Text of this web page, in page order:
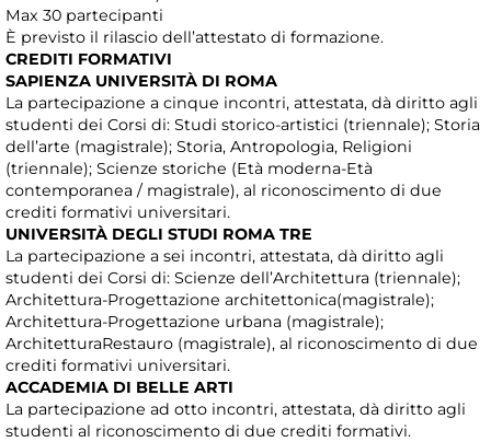
Max 30 partecipanti
È previsto il rilascio dell’attestato di formazione.
CREDITI FORMATIVI
SAPIENZA UNIVERSITÀ DI ROMA
La partecipazione a cinque incontri, attestata, dà diritto agli
studenti dei Corsi di: Studi storico-artistici (triennale); Storia
dell’arte (magistrale); Storia, Antropologia, Religioni
(triennale); Scienze storiche (Età moderna-Età
contemporanea / magistrale), al riconoscimento di due
crediti formativi universitari.
UNIVERSITÀ DEGLI STUDI ROMA TRE
La partecipazione a sei incontri, attestata, dà diritto agli
studenti dei Corsi di: Scienze dell’Architettura (triennale);
Architettura-Progettazione architettonica(magistrale);
Architettura-Progettazione urbana (magistrale);
ArchitetturaRestauro (magistrale), al riconoscimento di due
crediti formativi universitari.
ACCADEMIA DI BELLE ARTI
La partecipazione ad otto incontri, attestata, dà diritto agli
studenti al riconoscimento di due crediti formativi.